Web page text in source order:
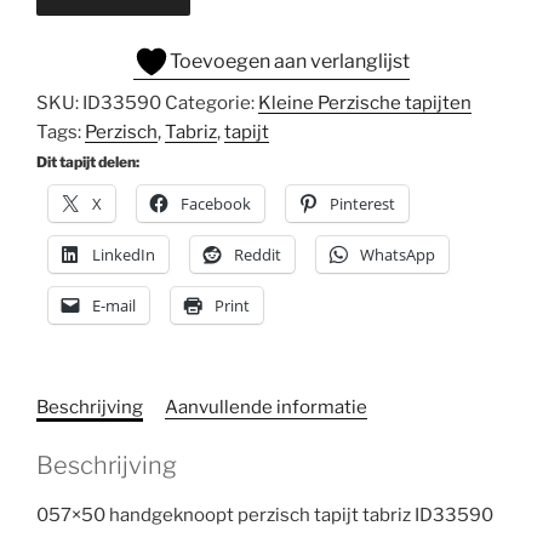
Toevoegen aan verlanglijst
SKU: ID33590 Categorie: Kleine Perzische tapijten
Tags: Perzisch,Tabriz,tapijt
Dit tapijt delen:
X Facebook Pinterest
LinkedIn Reddit WhatsApp
E-mail Print
Beschrijving Aanvullende informatie
Beschrijving
057×50 handgeknoopt perzisch tapijt tabriz ID33590